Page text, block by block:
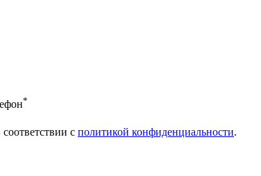
*
с политикой конфиденциальности.